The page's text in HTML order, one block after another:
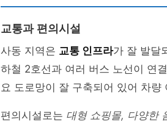
교통과 편의시설
사동 지역은 교통 인프라가 잘 발달
하철 2호선과 여러 버스 노선이 연
요 도로망이 잘 구축되어 있어 차량
편의시설로는 대형 쇼핑몰, 다양한